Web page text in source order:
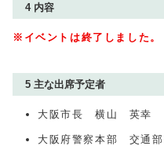
4 内容
※イベントは終了しました。
5 主な出席予定者
大阪市長 横山 英幸
大阪府警察本部 交通